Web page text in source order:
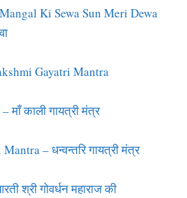
Ki Sewa Sun Meri Dewa
Gayatri Mantra
काली गायत्री मंत्र
– धन्वन्तरि गायत्री मंत्र
श्री गोवर्धन महाराज की